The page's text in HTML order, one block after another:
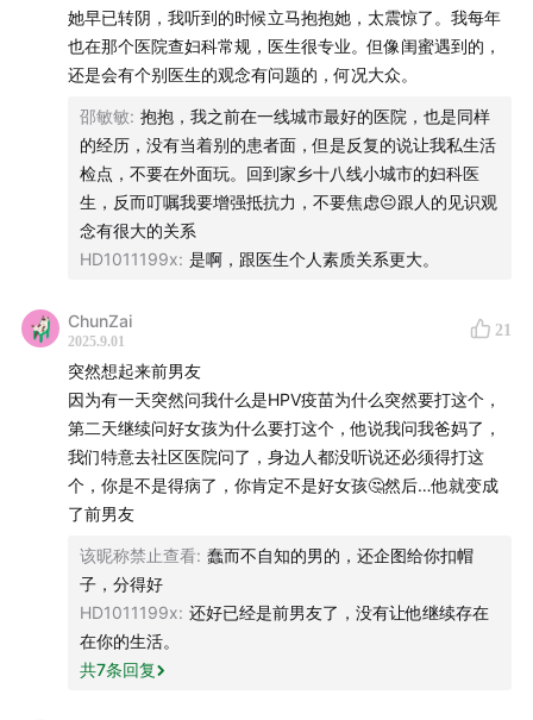
HPV也可能会导致阴茎癌，肛门癌，口咽癌的发生，所以
不管男性还是女性，打HPV疫苗，可以有效避免严重疾病
的发生，守护好健康防线。
收听指南
HPV的生存策略是跟人类协同进化
感染HPV并不一定意味着生活混乱
15:37 关于HPV的几个基础概念
皮肤型HPV感染与日常接触相关
坐马桶感染HPV的概率低，但不是0
公共浴池、温泉会有一定的病毒传播风险
长期持续感染高危亚型HPV可能导致宫颈癌
大家对尖锐湿疣的恐惧，是它跟性相关
她早已转阴，我听到的时候立马抱抱她，太震惊了。我每年
也在那个医院查妇科常规，医生很专业。但像闺蜜遇到的，
还是会有个别医生的观念有问题的，何况大众。
邵敏敏: 抱抱，我之前在一线城市最好的医院，也是同样
的经历，没有当着别的患者面，但是反复的说让我私生活
检点，不要在外面玩。回到家乡十八线小城市的妇科医
生，反而叮嘱我要增强抵抗力，不要焦虑😐跟人的见识观
念有很大的关系
HD1011199x: 是啊，跟医生个人素质关系更大。
ChunZai
2025.9.01
21
突然想起来前男友
因为有一天突然问我什么是HPV疫苗为什么突然要打这个，
第二天继续问好女孩为什么要打这个，他说我问我爸妈了，
我们特意去社区医院问了，身边人都没听说还必须得打这
个，你是不是得病了，你肯定不是好女孩🤔然后…他就变成
了前男友
该昵称禁止查看: 蠢而不自知的男的，还企图给你扣帽
子，分得好
HD1011199x: 还好已经是前男友了，没有让他继续存在
在你的生活。
共7条回复